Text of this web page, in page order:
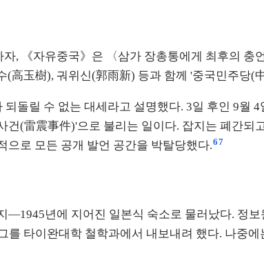
, 《자유중국》은 〈삼가 장총통에게 최후의 충
高玉樹), 궈위신(郭雨新) 등과 함께 '중국민주당(
돌릴 수 없는 대세라고 설명했다. 3일 후인 9월
(雷震事件)'으로 불리는 일이다. 잡지는 폐간되
으로 모든 공개 발언 공간을 박탈당했다.67
년에 지어진 일본식 숙소로 물러났다. 정
타이완대학 철학과에서 내보내려 했다. 나중